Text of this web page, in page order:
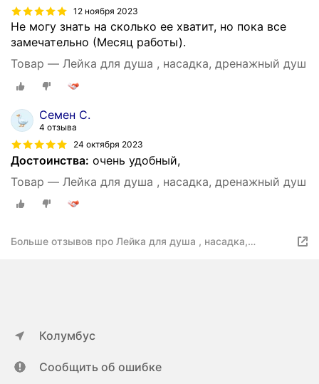
12 ноября 2023
Не могу знать на сколько ее хватит, но пока все
замечательно (Месяц работы).
Товар — Лейка для душа , насадка, дренажный душ
Семен С.
4 отзыва
24 октября 2023
Достоинства: очень удобный,
Товар — Лейка для душа , насадка, дренажный душ
Больше отзывов про Лейка для душа , насадка,
Колумбус
Сообщить об ошибке